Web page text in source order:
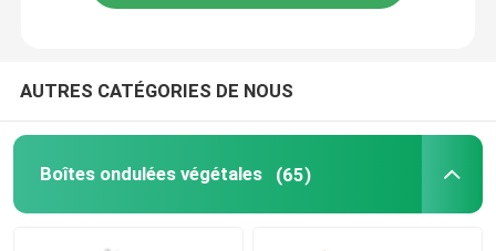
AUTRES CATÉGORIES DE NOUS
Boîtes ondulées végétales (65)